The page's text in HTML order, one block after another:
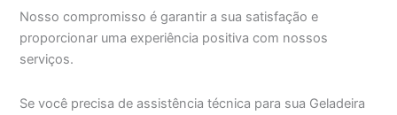
Nosso compromisso é garantir a sua satisfação e
proporcionar uma experiência positiva com nossos
serviços.
Se você precisa de assistência técnica para sua Geladeira